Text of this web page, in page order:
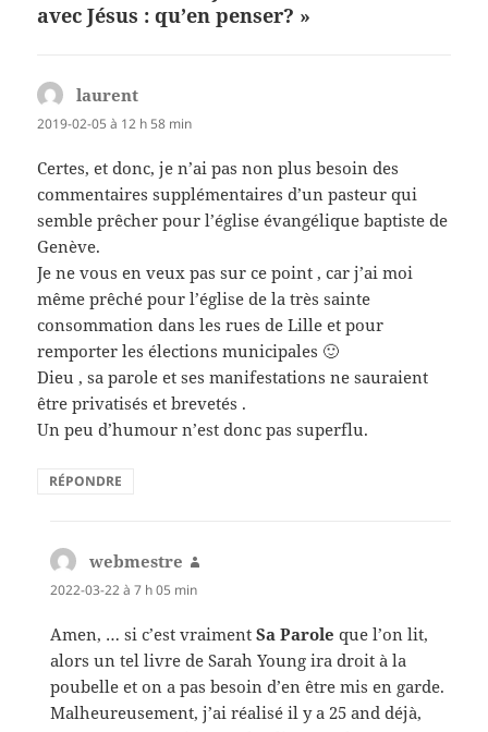
avec Jésus : qu’en penser? »
laurent
2019-02-05 à 12 h 58 min
Certes, et donc, je n’ai pas non plus besoin des
commentaires supplémentaires d’un pasteur qui
semble prêcher pour l’église évangélique baptiste de
Genève.
Je ne vous en veux pas sur ce point , car j’ai moi
même prêché pour l’église de la très sainte
consommation dans les rues de Lille et pour
remporter les élections municipales 🙂
Dieu , sa parole et ses manifestations ne sauraient
être privatisés et brevetés .
Un peu d’humour n’est donc pas superflu.
RÉPONDRE
webmestre
2022-03-22 à 7 h 05 min
Amen, … si c’est vraimentSa Parole que l’on lit,
alors un tel livre de Sarah Young ira droit à la
poubelle et on a pas besoin d’en être mis en garde.
Malheureusement, j’ai réalisé il y a 25 and déjà,